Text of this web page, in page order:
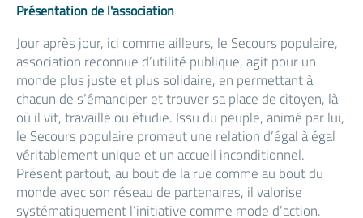
Présentation de l'association
Jour après jour, ici comme ailleurs, le Secours populaire,
association reconnue d’utilité publique, agit pour un
monde plus juste et plus solidaire, en permettant à
chacun de s’émanciper et trouver sa place de citoyen, là
où il vit, travaille ou étudie. Issu du peuple, animé par lui,
le Secours populaire promeut une relation d’égal à égal
véritablement unique et un accueil inconditionnel.
Présent partout, au bout de la rue comme au bout du
monde avec son réseau de partenaires, il valorise
systématiquement l’initiative comme mode d’action.